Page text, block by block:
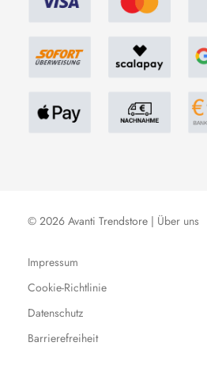
© 2026 Avanti Trendstore | Über uns
Impressum
Cookie-Richtlinie
Datenschutz
Barrierefreiheit